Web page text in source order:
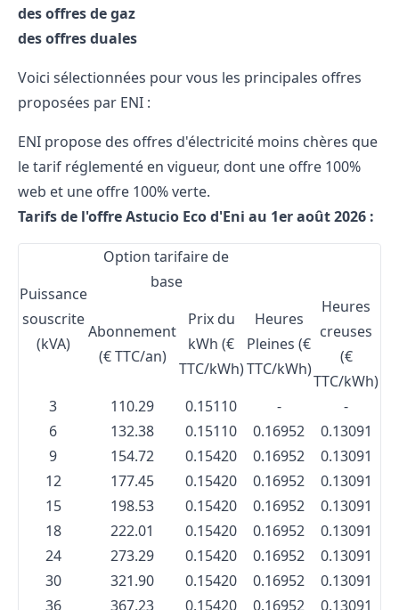
des offres de gaz
des offres duales
Voici sélectionnées pour vous les principales offres
proposées par ENI :
ENI propose des offres d'électricité moins chères que
le tarif réglementé en vigueur, dont une offre 100%
web et une offre 100% verte.
Tarifs de l'offre Astucio Eco d'Eni au 1er août 2026 :
Puissance
souscrite
(kVA)
Option tarifaire de
base
Abonnement
(€ TTC/an)
Prix du
kWh (€
TTC/kWh)
Heures
Pleines (€
TTC/kWh)
Heures
creuses
(€
TTC/kWh)
3
110.29 0.15110 -
-
6
132.38 0.15110 0.16952
0.13091
9
154.72 0.15420 0.16952
0.13091
12
177.45 0.15420 0.16952
0.13091
15
198.53 0.15420 0.16952
0.13091
18
222.01 0.15420 0.16952
0.13091
24
273.29 0.15420 0.16952
0.13091
30
321.90 0.15420 0.16952
0.13091
36
367.23 0.15420 0.16952 0.13091